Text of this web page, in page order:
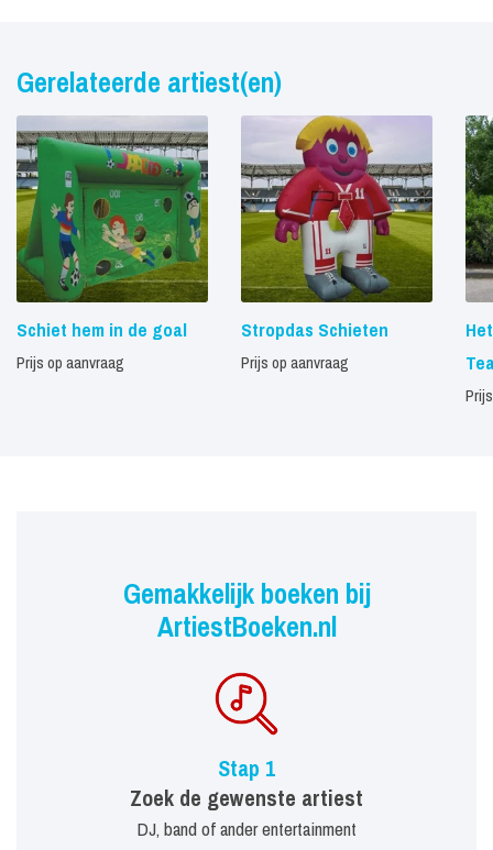
Gerelateerde artiest(en)
Schiet hem in de goal
Prijs op aanvraag
Stropdas Schieten
Prijs op aanvraag
Gemakkelijk boeken bij
ArtiestBoeken.nl
Stap 1
Zoek de gewenste artiest
DJ, band of ander entertainment